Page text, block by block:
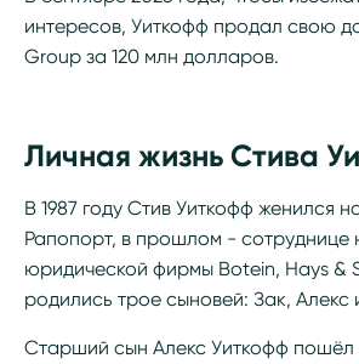
интересов, Уиткофф продал свою
Group за 120 млн долларов.
Личная жизнь Стива
В 1987 году Стив Уиткофф женился
Рапопорт, в прошлом - сотруднице
юридической фирмы Botein, Hays &
родились трое сыновей: Зак,
Старший сын Алекс Уиткофф пошёл